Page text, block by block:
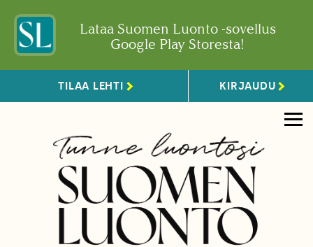
Lataa Suomen Luonto -sovellus
Google Play Storesta!
TILAA LEHTI KIRJAUDU